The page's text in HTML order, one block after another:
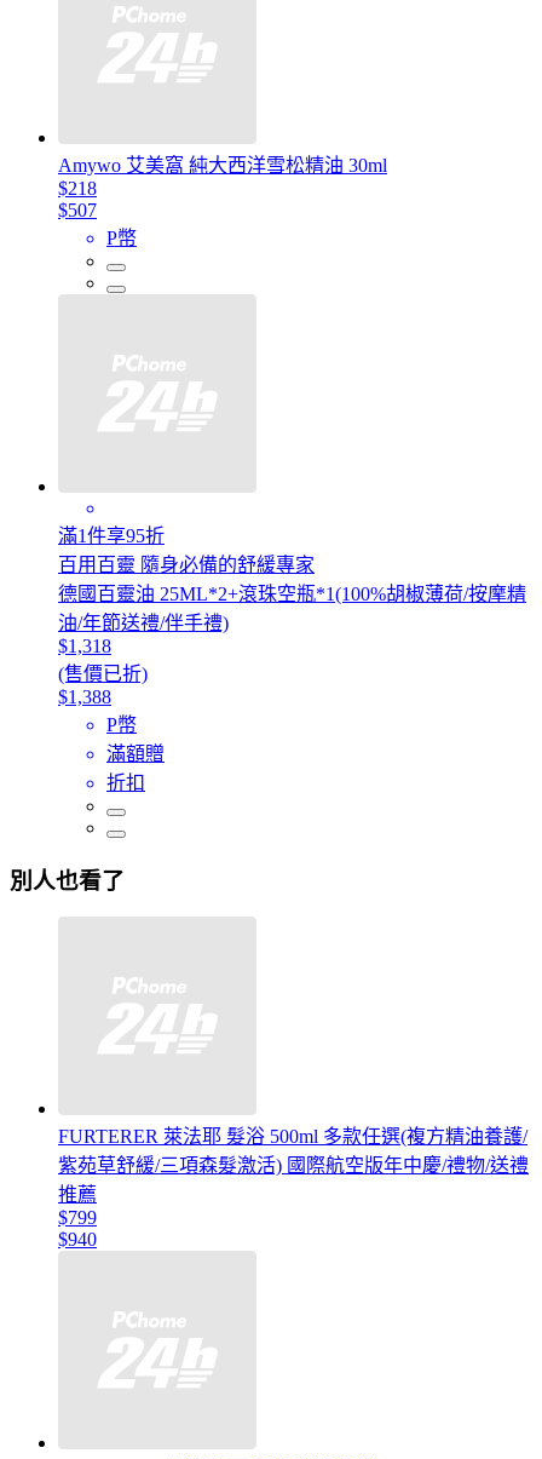
Amywo 艾美窩 純大西洋雪松精油 30ml
$218
$507
P幣
滿1件享95折
百用百靈 隨身必備的舒緩專家
德國百靈油 25ML*2+滾珠空瓶*1(100%胡椒薄荷/按摩精
油/年節送禮/伴手禮)
$1,318
(售價已折)
$1,388
P幣
滿額贈
折扣
別人也看了
FURTERER 萊法耶 髮浴 500ml 多款任選(複方精油養護/
紫苑草舒緩/三項森髮激活) 國際航空版年中慶/禮物/送禮
推薦
$799
$940